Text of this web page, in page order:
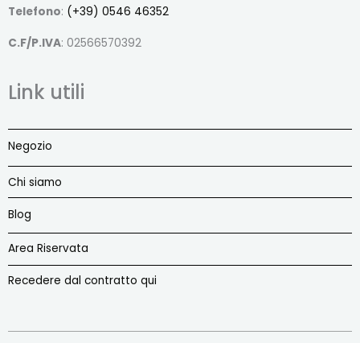
Telefono: (+39) 0546 46352
C.F/P.IVA: 02566570392
Link utili
Negozio
Chi siamo
Blog
Area Riservata
Recedere dal contratto qui